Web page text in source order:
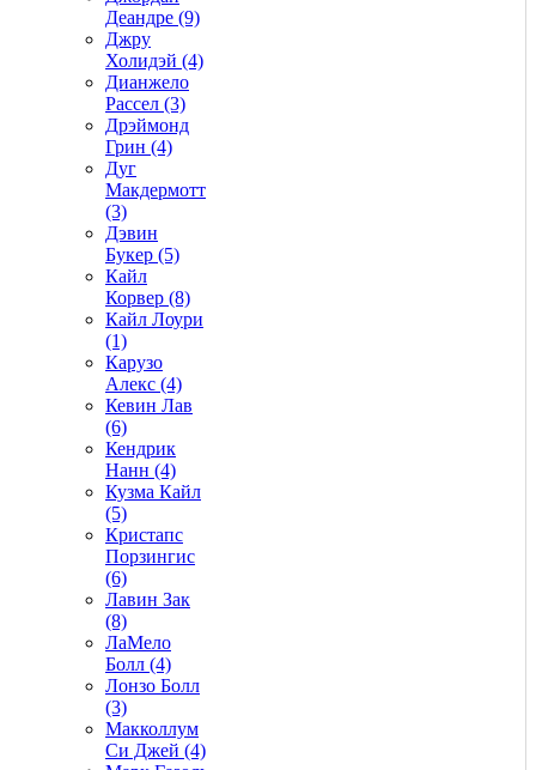
Деандре (9)
Джру
Холидэй (4)
Дианжело
Рассел (3)
Дрэймонд
Грин (4)
Дуг
Макдермотт
(3)
Дэвин
Букер (5)
Кайл
Корвер (8)
Кайл Лоури
(1)
Карузо
Алекс (4)
Кевин Лав
(6)
Кендрик
Нанн (4)
Кузма Кайл
(5)
Кристапс
Порзингис
(6)
Лавин Зак
(8)
ЛаМело
Болл (4)
Лонзо Болл
(3)
Макколлум
Си Джей (4)